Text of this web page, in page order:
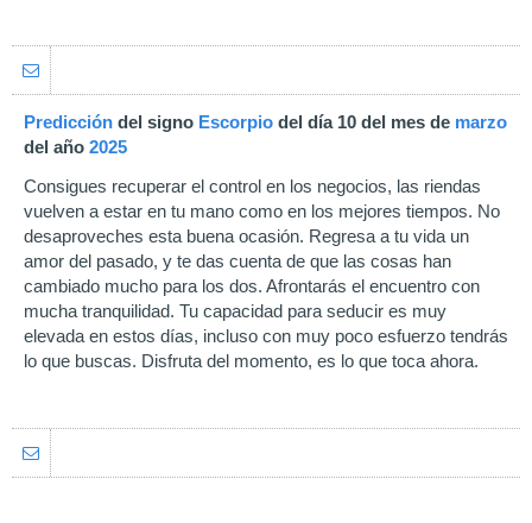
Predicción del signo Escorpio del día 10 del mes de marzo
del año 2025
Consigues recuperar el control en los negocios, las riendas
vuelven a estar en tu mano como en los mejores tiempos. No
desaproveches esta buena ocasión. Regresa a tu vida un
amor del pasado, y te das cuenta de que las cosas han
cambiado mucho para los dos. Afrontarás el encuentro con
mucha tranquilidad. Tu capacidad para seducir es muy
elevada en estos días, incluso con muy poco esfuerzo tendrás
lo que buscas. Disfruta del momento, es lo que toca ahora.